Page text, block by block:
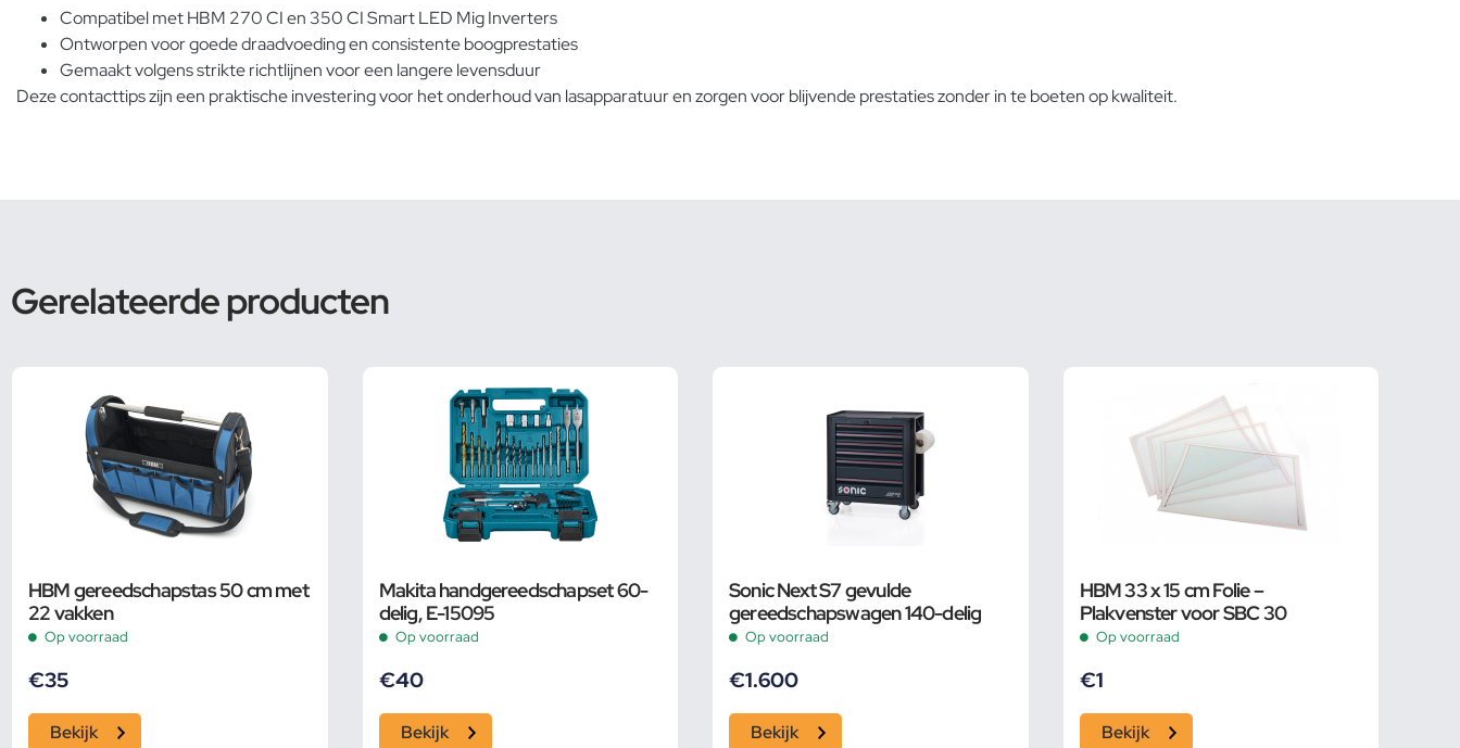
Compatibel met HBM 270 CI en 350 CI Smart LED Mig Inverters
Ontworpen voor goede draadvoeding en consistente boogprestaties
Gemaakt volgens strikte richtlijnen voor een langere levensduur
Deze contacttips zijn een praktische investering voor het onderhoud van lasapparatuur en zorgen voor blijvende prestaties zonder in te boeten op kwaliteit.
Gerelateerde producten
HBM gereedschapstas 50 cm met
22 vakken
Op voorraad
€35
Bekijk
Makita handgereedschapset 60-
delig, E-15095
Op voorraad
€40
Bekijk
Sonic Next S7 gevulde
gereedschapswagen 140-delig
Op voorraad
€1.600
Bekijk
HBM 33 x 15 cm Folie –
Plakvenster voor SBC 30
Op voorraad
€1
Bekijk